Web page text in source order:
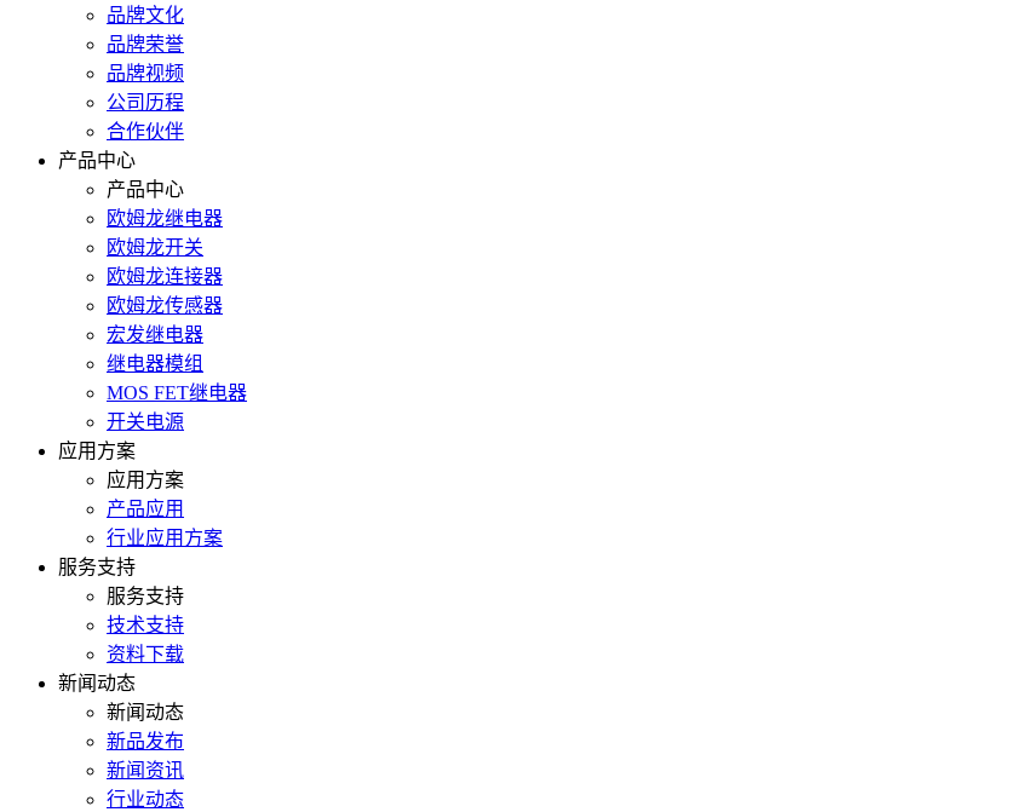
品牌文化
品牌荣誉
品牌视频
公司历程
合作伙伴
产品中心
产品中心
欧姆龙继电器
欧姆龙开关
欧姆龙连接器
欧姆龙传感器
宏发继电器
继电器模组
MOS FET继电器
开关电源
应用方案
应用方案
产品应用
行业应用方案
服务支持
服务支持
技术支持
资料下载
新闻动态
新闻动态
新品发布
新闻资讯
行业动态